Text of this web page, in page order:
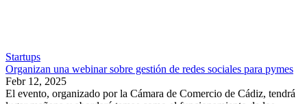
Startups
Organizan una webinar sobre gestión de redes sociales para pymes
Febr 12, 2025
El evento, organizado por la Cámara de Comercio de Cádiz, tendrá